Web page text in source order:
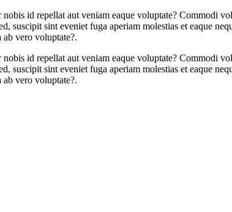
id repellat aut veniam eaque voluptate? Commodi
suscipit sint eveniet fuga aperiam molestias et eaque
vero voluptate?.
id repellat aut veniam eaque voluptate? Commodi
suscipit sint eveniet fuga aperiam molestias et eaque
vero voluptate?.